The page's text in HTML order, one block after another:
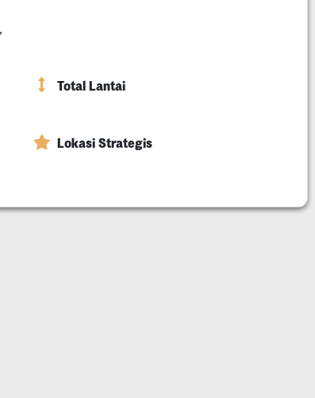
Total Lantai
Lokasi Strategis